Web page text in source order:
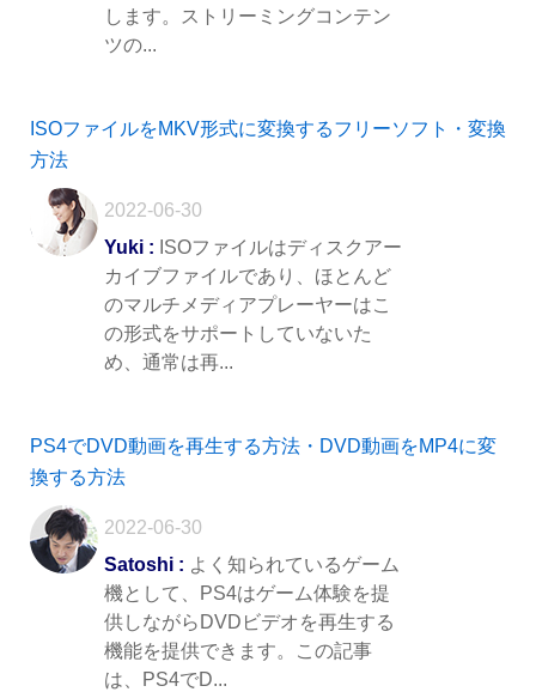
します。ストリーミングコンテン
ツの...
ISOファイルをMKV形式に変換するフリーソフト・変換
方法
2022-06-30
Yuki : ISOファイルはディスクアー
カイブファイルであり、ほとんど
のマルチメディアプレーヤーはこ
の形式をサポートしていないた
め、通常は再...
PS4でDVD動画を再生する方法・DVD動画をMP4に変
換する方法
2022-06-30
Satoshi : よく知られているゲーム
機として、PS4はゲーム体験を提
供しながらDVDビデオを再生する
機能を提供できます。この記事
は、PS4でD...